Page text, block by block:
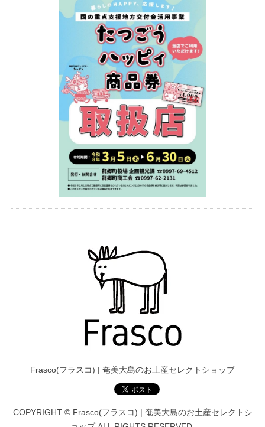
Frasco(フラスコ) | 奄美大島のお土産セレクトショップ
COPYRIGHT © Frasco(フラスコ) | 奄美大島のお土産セレクトシ